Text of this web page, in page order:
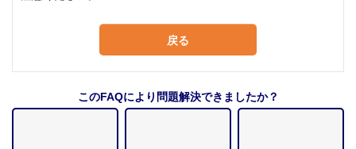
戻る
このFAQにより問題解決できましたか？